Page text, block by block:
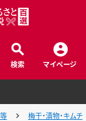
検索 マイページ
梅干・漬物・キムチ